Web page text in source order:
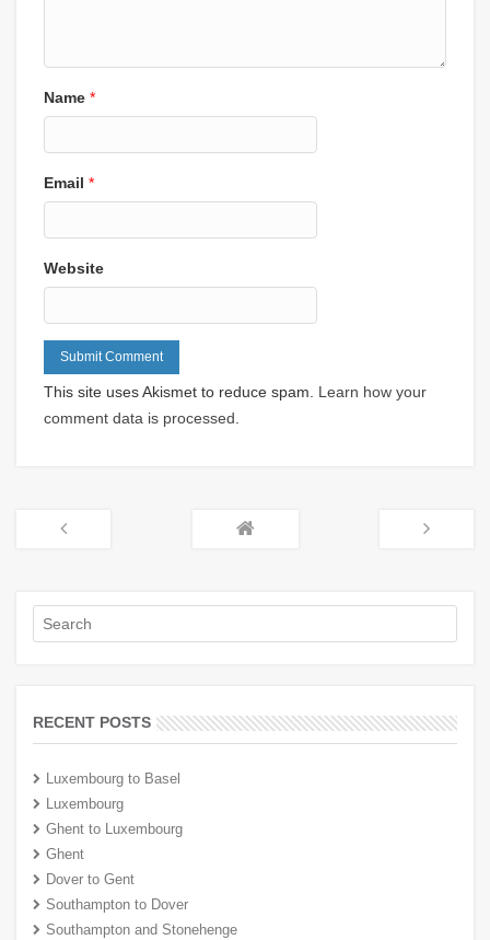
Name *
Email *
Website
This site uses Akismet to reduce spam. Learn how your
comment data is processed
RECENT POSTS
Luxembourg to Basel
Luxembourg
Ghent to Luxembourg
Ghent
Dover to Gent
Southampton to Dover
Southampton and Stonehenge